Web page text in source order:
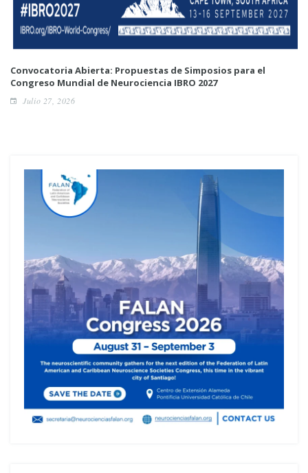
Convocatoria Abierta: Propuestas de Simposios para el
Congreso Mundial de Neurociencia IBRO 2027
Julio 27, 2026